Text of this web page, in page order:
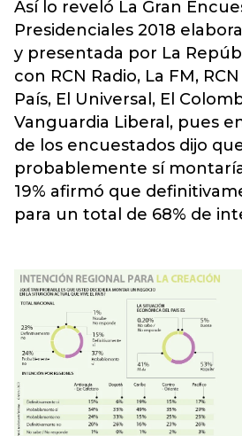
Así lo reveló La Gran
Presidenciales 2018
y presentada por La
con RCN Radio, La FM,
País, El Universal, El
Vanguardia Liberal, pues
de los encuestados dijo
probablemente sí
19% afirmó que
para un total de 68% de